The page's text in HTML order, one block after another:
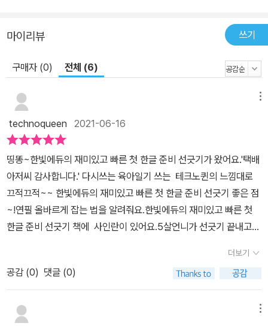
마이리뷰 쓰기
구매자 (0) 전체 (6)
technoqueen 2021-06-16
띵똥~한빛에듀의 재미있고 빠른 첫 한글 준비 선긋기가 왔어요.'택배
아저씨 감사합니다.' 다시쓰는 육아일기 쓰는 테크노퀸의 느낌대로
끄적끄적~~ 한빛에듀의 재미있고 빠른 첫 한글 준비 선긋기 좋은 점
~!연필 올바르게 잡는 법을 알려줘요.한빛에듀의 재미있고 빠른 첫
한글 준비 선긋기 책에 사인란이 있어요.5살언니가 선긋기 끝내고
웃기고 귀엽던지...한빛에듀의 재미있고 빠른 첫 한글 준비 선긋기가
좋은 이유.선긋기 시작을 알리는 화살표가 있어요.글자 쓰는 순서가
써 있어숫자대로 따라 선을 긋다보니 자연스럽게 글 쓰는 순서를 배
웁니다.한빛에듀의 재미있고 빠른 첫 한글 준비 선긋기 좋은 점~!몸
더보기
공감 (0) 댓글 (0)